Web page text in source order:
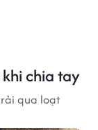
chia tay
qua loạt